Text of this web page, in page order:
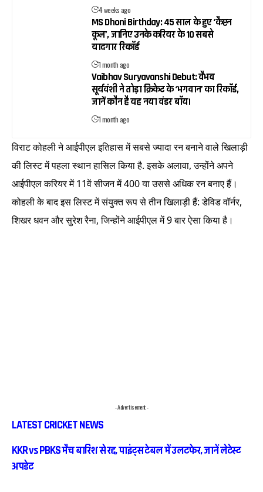
4 weeks ago
MS Dhoni Birthday: 45 साल के हुए ‘कैप्टन
कूल’, जानिए उनके करियर के 10 सबसे
यादगार रिकॉर्ड
1 month ago
Vaibhav Suryavanshi Debut: वैभव
सूर्यवंशी ने तोड़ा क्रिकेट के ‘भगवान’ का रिकॉर्ड,
जानें कौन है यह नया वंडर बॉय।
1 month ago
विराट कोहली ने आईपीएल इतिहास में सबसे ज्यादा रन बनाने वाले खिलाड़ी
की लिस्ट में पहला स्थान हासिल किया है. इसके अलावा, उन्होंने अपने
आईपीएल करियर में 11वें सीजन में 400 या उससे अधिक रन बनाए हैं।
कोहली के बाद इस लिस्ट में संयुक्त रूप से तीन खिलाड़ी हैं: डेविड वॉर्नर,
शिखर धवन और सुरेश रैना, जिन्होंने आईपीएल में 9 बार ऐसा किया है।
- Advertisement -
LATEST CRICKET NEWS
KKR vs PBKS मैच बारिश से रद्द, पाइंट्स टेबल में उलटफेर, जानें लेटेस्ट
अपडेट